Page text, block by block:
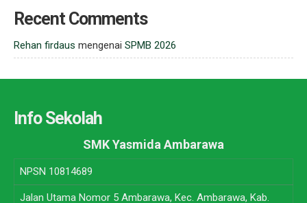
Recent Comments
Rehan firdaus mengenai SPMB 2026
Info Sekolah
SMK Yasmida Ambarawa
NPSN 10814689
Jalan Utama Nomor 5 Ambarawa, Kec. Ambarawa, Kab.